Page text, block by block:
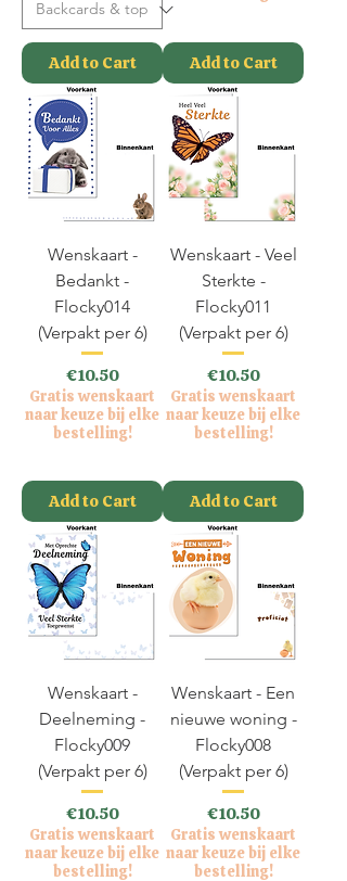
Add to Cart Add to Cart
Wenskaart -
Bedankt -
Flocky014
(Verpakt per 6)
Price
€10.50
Gratis wenskaart
naar keuze bij elke
bestelling!
Add to Cart
Wenskaart - Veel
Sterkte -
Flocky011
(Verpakt per 6)
Price
€10.50
Gratis wenskaart
naar keuze bij elke
bestelling!
Add to Cart
Wenskaart -
Deelneming -
Flocky009
(Verpakt per 6)
Price
€10.50
Gratis wenskaart
naar keuze bij elke
bestelling!
Wenskaart - Een
nieuwe woning -
Flocky008
(Verpakt per 6)
Price
€10.50
Gratis wenskaart
naar keuze bij elke
bestelling!